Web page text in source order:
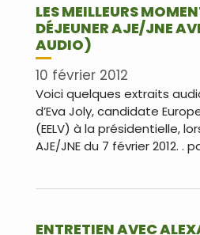
LES MEILLEURS
DÉJEUNER AJE/JNE
AUDIO)
10 février 2012
Voici quelques extraits
d’Eva Joly, candidate
(EELV) à la présidentielle,
AJE/JNE du 7 février 2012. .
ENTRETIEN AVEC